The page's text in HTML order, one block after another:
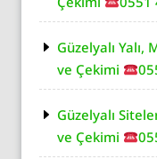
Güzelyalı
ve Çekimi
Güzelyalı
ve Çekimi